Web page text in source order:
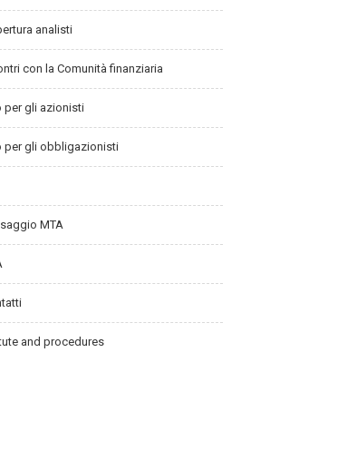
analisti
con la Comunità finanziaria
per gli azionisti
per gli obbligazionisti
MTA
and procedures